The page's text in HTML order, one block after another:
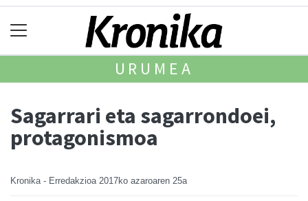
URUMEA
Sagarrari eta sagarrondoei,
protagonismoa
Kronika - Erredakzioa 2017ko azaroaren 25a